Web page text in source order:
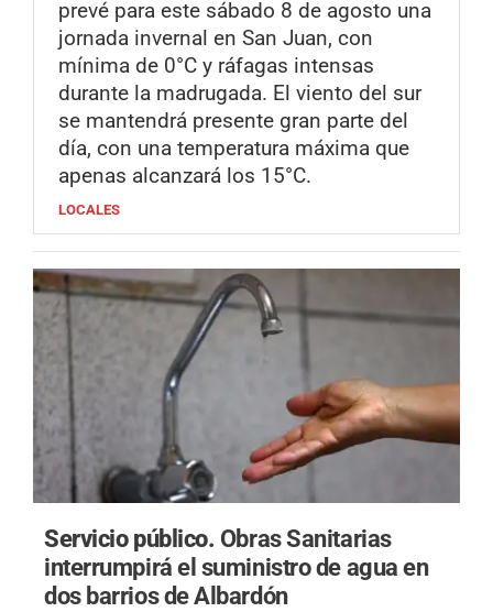
prevé para este sábado 8 de agosto una
jornada invernal en San Juan, con
mínima de 0°C y ráfagas intensas
durante la madrugada. El viento del sur
se mantendrá presente gran parte del
día, con una temperatura máxima que
apenas alcanzará los 15°C.
LOCALES
Servicio público. Obras Sanitarias
interrumpirá el suministro de agua en
dos barrios de Albardón